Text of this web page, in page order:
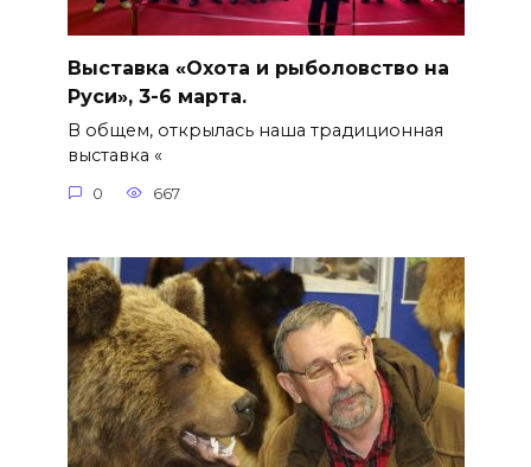
Выставка «Охота и рыболовство на
Руси», 3-6 марта.
В общем, открылась наша традиционная
выставка «
0 667